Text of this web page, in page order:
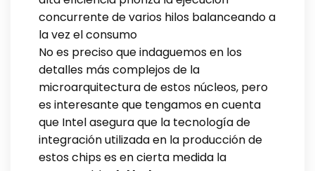
concurrente de varios hilos balanceando a
la vez el consumo
No es preciso que indaguemos en los
detalles más complejos de la
microarquitectura de estos núcleos, pero
es interesante que tengamos en cuenta
que Intel asegura que la tecnología de
integración utilizada en la producción de
estos chips es en cierta medida la